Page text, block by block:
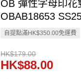
OB 彈性字母印花
OBAB18653
自提點滿HK$350.00免運費
HK$179.00
HK$88.00